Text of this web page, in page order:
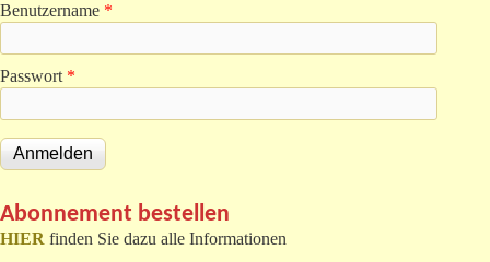
Benutzername *
Passwort *
Abonnement bestellen
HIER finden Sie dazu alle Informationen